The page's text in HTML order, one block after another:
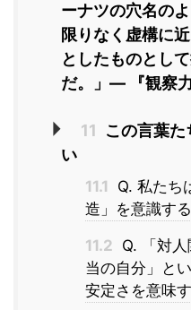
ーナツの穴名の
限りなく虚構に
としたものとし
だ。」― 『観察力
11
この言葉
い
11.1
Q. 私たち
造」を意識す
11.2 Q. 「対
当の自分」と
安定さを意味